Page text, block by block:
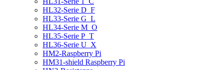
HL32-Serie D_F
HL33-Serie G_L
HL34-Serie M_O
HL35-Serie P_T
HL36-Serie U_X
HM2-Raspberry Pi
HM31-shield Raspberry Pi